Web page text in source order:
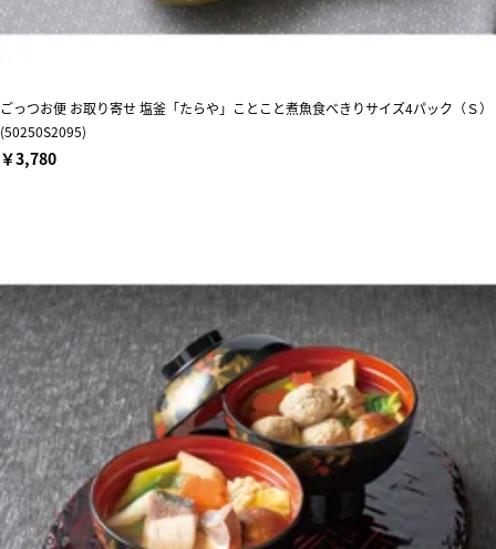
ごっつお便 お取り寄せ 塩釜「たらや」ことこと煮魚食べきりサイズ4パック（Ｓ）
(50250S2095)
￥3,780